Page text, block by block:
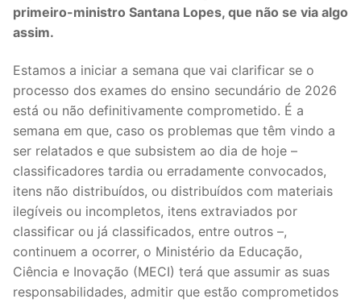
Notícias
Legislação
Sectores
PRÉ-ESCOLAR
1º CICLO
2º/3º CEB / SECUNDÁRIO
ENSINO ARTÍSTICO
EDUCAÇÃO ESPECIAL
primeiro-ministro Santana Lopes, que não se via algo
assim.
Estamos a iniciar a semana que vai clarificar se o
processo dos exames do ensino secundário de 2026
está ou não definitivamente comprometido. É a
semana em que, caso os problemas que têm vindo a
ser relatados e que subsistem ao dia de hoje –
classificadores tardia ou erradamente convocados,
itens não distribuídos, ou distribuídos com materiais
ilegíveis ou incompletos, itens extraviados por
classificar ou já classificados, entre outros –,
continuem a ocorrer, o Ministério da Educação,
Ciência e Inovação (MECI) terá que assumir as suas
responsabilidades, admitir que estão comprometidos